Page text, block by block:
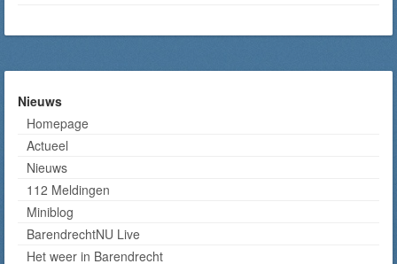
Nieuws
Homepage
Actueel
Nieuws
112 Meldingen
Miniblog
BarendrechtNU Live
Het weer in Barendrecht